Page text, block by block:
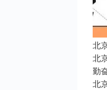
北
北
勤
北